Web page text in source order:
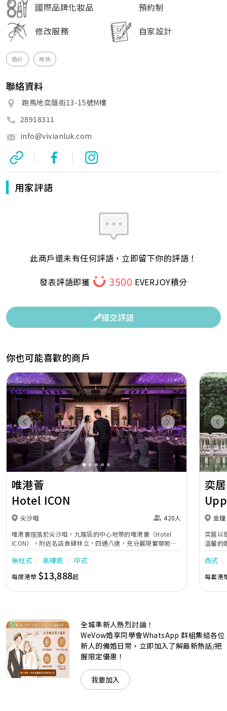
國際品牌化妝品
預約制
修改服務
自家設計
婚紗 晚裝
聯絡資料
跑馬地奕蔭街13-15號M樓
28918311
info@vivianluk.com
| |
用家評語
此商戶還未有任何評語，立即留下你的評語！
發表評語即獲
3500 EVERJOY積分
提交評語
你也可能喜歡的商戶
Previous Next
唯港薈
Hotel ICON
尖沙咀
420人
唯港薈座落於尖沙咀，九龍區的中心地帶的唯港薈（Hotel
ICON），附近名店食肆林立，四通八達，充分展現繁華鬧巿
中的活力個性，成為一眾準新人舉辦婚宴的熱門之選。專業團
隊由策劃統籌至所有婚宴每個細節，唯港薈都力臻完美，保證
讓您留下獨特的醉人回憶。 擁有時尚高樓頂的Silverbox宴會
廳，配置了全套先進的視聽影音及燈光設備配套，並採用極富
現代時尚感的水晶玻璃燈，演繹出與別不同的經典神韻。不論
準新人的個性及預算﹔保證為您打造夢寐以求的特別日子，令
賓客永誌難忘！
無柱式 高樓底 中式
每席港幣 $13,888起
奕居
金鐘
奕居以
溫馨的
團隊會
西式
每套港
全城準新人熱烈討論！
WeVow婚享同學會WhatsApp 群組集結各位
新人的備婚日常，立即加入了解最新熱話/把
握限定優惠！
我要加入